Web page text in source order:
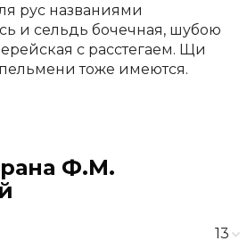
рус названиями
и сельдь бочечная, шубою
с расстегаем. Щи
пельмени тоже имеются.
Ф.М.
13